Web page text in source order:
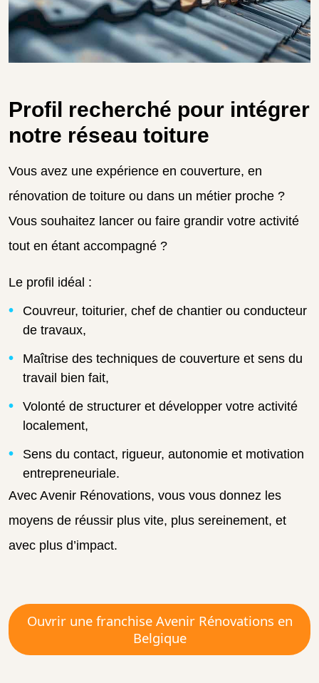
Profil recherché pour intégrer
notre réseau toiture
Vous avez une expérience en couverture, en
rénovation de toiture ou dans un métier proche ?
Vous souhaitez lancer ou faire grandir votre activité
tout en étant accompagné ?
Le profil idéal :
Couvreur, toiturier, chef de chantier ou conducteur
de travaux,
Maîtrise des techniques de couverture et sens du
travail bien fait,
Volonté de structurer et développer votre activité
localement,
Sens du contact, rigueur, autonomie et motivation
entrepreneuriale.
Avec Avenir Rénovations, vous vous donnez les
moyens de réussir plus vite, plus sereinement, et
avec plus d’impact.
Ouvrir une franchise Avenir Rénovations en
Belgique